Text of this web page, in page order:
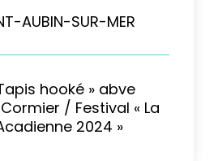
AUBIN-SUR-MER
hooké » abve
/ Festival « La
2024 »